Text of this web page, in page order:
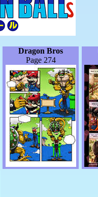
Dragon Bros
Page 274